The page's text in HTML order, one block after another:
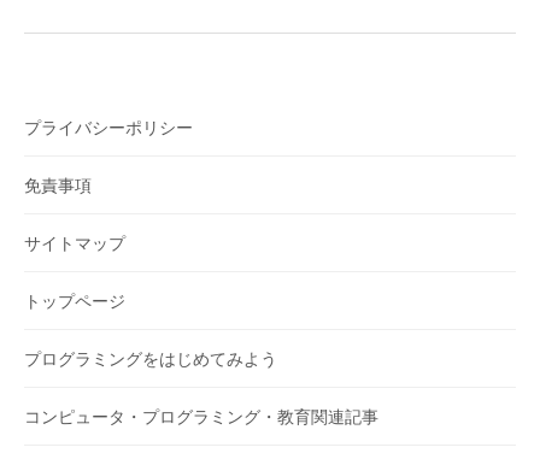
プライバシーポリシー
免責事項
サイトマップ
トップページ
プログラミングをはじめてみよう
コンピュータ・プログラミング・教育関連記事